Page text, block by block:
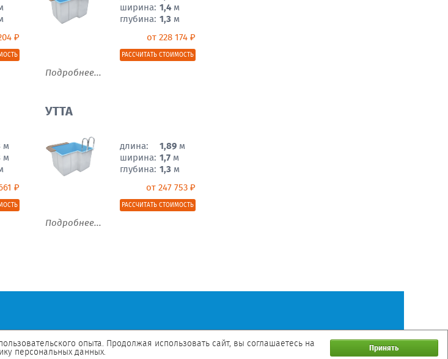
₽
Подробнее...
ширина: 1,4 м
глубина: 1,3 м
от 228 174 ₽
РАССЧИТАТЬ СТОИМОСТЬ
м
м
₽
УТТА
Подробнее...
длина: 1,89 м
ширина: 1,7 м
глубина: 1,3 м
от 247 753 ₽
РАССЧИТАТЬ СТОИМОСТЬ
опыта. Продолжая использовать сайт, вы соглашаетесь на
персональных данных.
Принять